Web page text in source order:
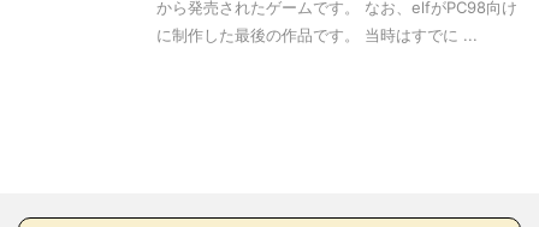
から発売されたゲームです。 なお、elfがPC98向け
に制作した最後の作品です。 当時はすでに ...